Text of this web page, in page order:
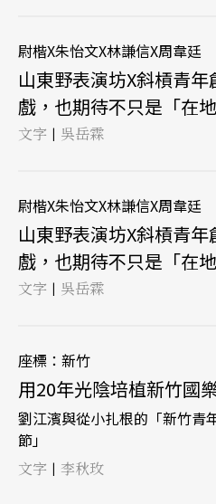
尉楷X朱怡文X林謙信X周韋廷
山東野表演坊X斜槓青
戲，也期待不只是「在
文字 | 吳岳霖
尉楷X朱怡文X林謙信X周韋廷
山東野表演坊X斜槓青
戲，也期待不只是「在
文字 | 吳岳霖
座標：新竹
用20年光陰培植新竹國
劉江濱與從小扎根的「新竹青
節」
文字 | 李秋玫